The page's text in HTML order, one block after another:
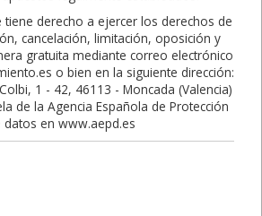
derecho a ejercer los derechos de
cancelación, limitación, oposición y
gratuita mediante correo electrónico
o bien en la siguiente dirección:
1 - 42, 46113 - Moncada (Valencia)
de la Agencia Española de Protección
datos en www.aepd.es